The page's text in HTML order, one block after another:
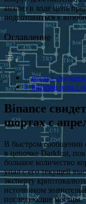
анализ в ходе цепь
подготовиться к
Оглавление
Binance
Биткоин цена с
Binance
шортах с
В быстром сообщении
в цепочке Darkfost,
большое количество
упал с его текущей
эксперту
источником
последующие месяцы.